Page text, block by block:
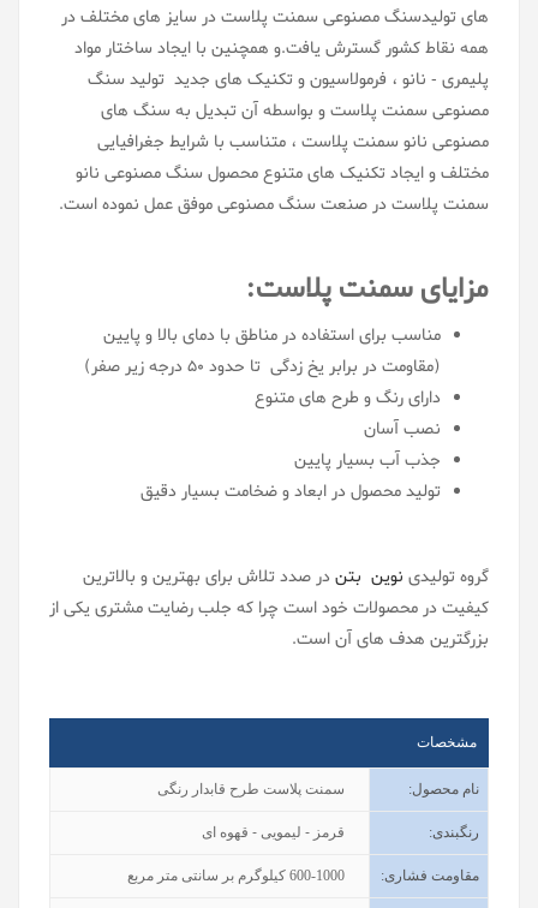
های تولیدسنگ مصنوعی سمنت پلاست در سایز های مختلف در
همه نقاط کشور گسترش یافت.و همچنین با ایجاد ساختار مواد
پلیمری - نانو ، فرمولاسیون و تکنیک های جدید تولید سنگ
مصنوعی سمنت پلاست و بواسطه آن تبدیل به سنگ های
مصنوعی نانو سمنت پلاست ، متناسب با شرایط جغرافیایی
مختلف و ایجاد تکنیک های متنوع محصول سنگ مصنوعی نانو
سمنت پلاست در صنعت سنگ مصنوعی موفق عمل نموده است.
مزایای سمنت پلاست:
مناسب برای استفاده در مناطق با دمای بالا و پایین
(مقاومت در برابر یخ زدگی تا حدود 50 درجه زیر صفر)
دارای رنگ و طرح های متنوع
نصب آسان
جذب آب بسیار پایین
تولید محصول در ابعاد و ضخامت بسیار دقیق
گروه تولیدی نوین بتن در صدد تلاش برای بهترین و بالاترین
کیفیت در محصولات خود است چرا که جلب رضایت مشتری یکی از
بزرگترین هدف های آن است.
مشخصات
نام محصول: سمنت پلاست طرح قابدار رنگی
رنگبندی: قرمز - لیمویی - قهوه ای
مقاومت فشاری: 600-1000 کیلوگرم بر سانتی متر مربع